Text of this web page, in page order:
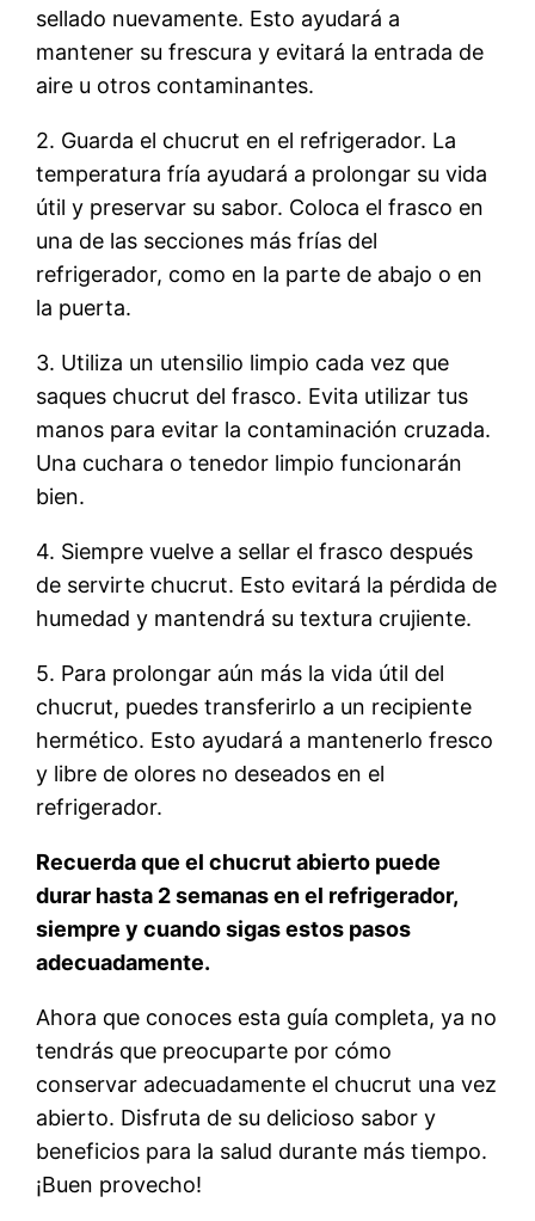
sellado nuevamente. Esto ayudará a
mantener su frescura y evitará la entrada de
aire u otros contaminantes.
2. Guarda el chucrut en el refrigerador. La
temperatura fría ayudará a prolongar su vida
útil y preservar su sabor. Coloca el frasco en
una de las secciones más frías del
refrigerador, como en la parte de abajo o en
la puerta.
3. Utiliza un utensilio limpio cada vez que
saques chucrut del frasco. Evita utilizar tus
manos para evitar la contaminación cruzada.
Una cuchara o tenedor limpio funcionarán
bien.
4. Siempre vuelve a sellar el frasco después
de servirte chucrut. Esto evitará la pérdida de
humedad y mantendrá su textura crujiente.
5. Para prolongar aún más la vida útil del
chucrut, puedes transferirlo a un recipiente
hermético. Esto ayudará a mantenerlo fresco
y libre de olores no deseados en el
refrigerador.
Recuerda que el chucrut abierto puede
durar hasta 2 semanas en el refrigerador,
siempre y cuando sigas estos pasos
adecuadamente.
Ahora que conoces esta guía completa, ya no
tendrás que preocuparte por cómo
conservar adecuadamente el chucrut una vez
abierto. Disfruta de su delicioso sabor y
beneficios para la salud durante más tiempo.
¡Buen provecho!